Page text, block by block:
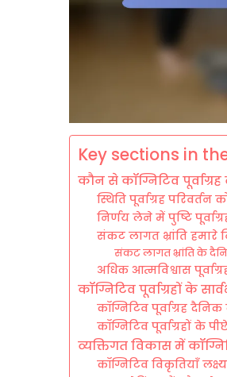
Key sections in
कौन से कॉग्निटिव
स्थिति पूर्वाग्रह
निर्णय लेने में पुष्टि
संकट लागत भ्रांति हमारे
संकट लागत भ्रांति के
अधिक आत्मविश्वास
कॉग्निटिव पूर्वाग्रहों के
कॉग्निटिव पूर्वाग्रह
कॉग्निटिव पूर्वाग्रहों के
व्यक्तिगत विकास में
कॉग्निटिव विकृतियाँ